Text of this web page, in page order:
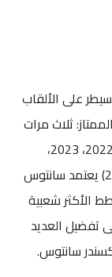
على الألقاب
ثلاث مرات
(2022، 2023، 2024) – كأس أنغولا: ثلاث مرات (2022، 2023،
2024) – كأس السوبر الأنجولي: مرة واحدة (2023) يعتمد سانتوس
بين الخطط الأكثر شعبية
تفضيل العديد
سانتوس.